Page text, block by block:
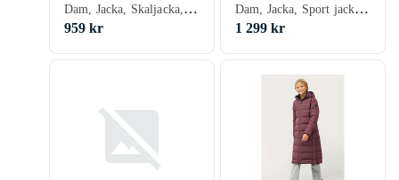
Dam, Jacka, Skaljacka, Vinter, Polyester
959 kr
Dam, Jacka, Sport jacka, Vinter
1 299 kr